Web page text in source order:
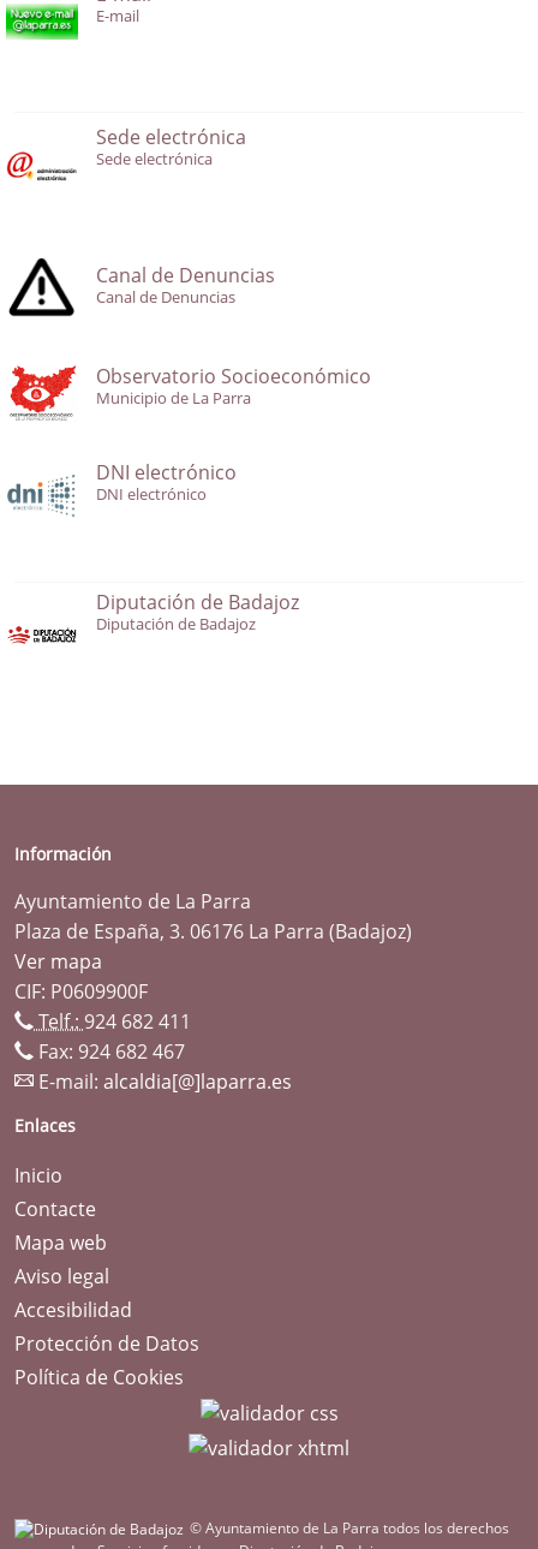
E-mail
Sede electrónica
Sede electrónica
Canal de Denuncias
Canal de Denuncias
Observatorio Socioeconómico
Municipio de La Parra
DNI electrónico
DNI electrónico
Diputación de Badajoz
Diputación de Badajoz
Información
Ayuntamiento de La Parra
Plaza de España, 3. 06176 La Parra (Badajoz)
Ver mapa
CIF: P0609900F
Telf.: 924 682 411
Fax: 924 682 467
E-mail: alcaldia[@]laparra.es
Enlaces
Inicio
Contacte
Mapa web
Aviso legal
Accesibilidad
Protección de Datos
Política de Cookies
© Ayuntamiento de La Parra todos los derechos